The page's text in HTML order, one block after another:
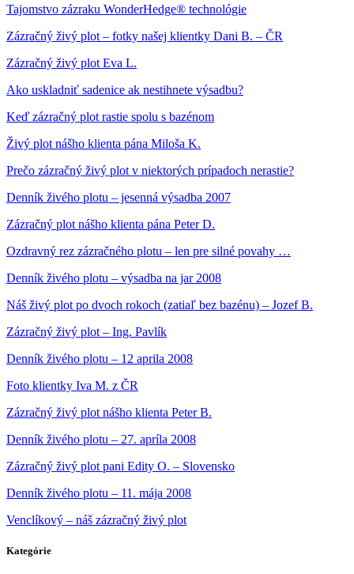
Tajomstvo zázraku WonderHedge® technológie
Zázračný živý plot – fotky našej klientky Dani B. – ČR
Zázračný živý plot Eva L.
Ako uskladniť sadenice ak nestihnete výsadbu?
Keď zázračný plot rastie spolu s bazénom
Živý plot nášho klienta pána Miloša K.
Prečo zázračný živý plot v niektorých prípadoch nerastie?
Denník živého plotu – jesenná výsadba 2007
Zázračný plot nášho klienta pána Peter D.
Ozdravný rez zázračného plotu – len pre silné povahy …
Denník živého plotu – výsadba na jar 2008
Náš živý plot po dvoch rokoch (zatiaľ bez bazénu) – Jozef B.
Zázračný živý plot – Ing. Pavlík
Denník živého plotu – 12 aprila 2008
Foto klientky Iva M. z ČR
Zázračný živý plot nášho klienta Peter B.
Denník živého plotu – 27. apríla 2008
Zázračný živý plot pani Edity O. – Slovensko
Denník živého plotu – 11. mája 2008
Venclíkový – náš zázračný živý plot
Kategórie